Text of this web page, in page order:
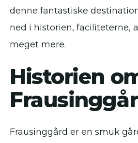
denne fantastiske
ned i historien, faciliteterne,
meget mere.
Historien
Frausinggård er en smuk